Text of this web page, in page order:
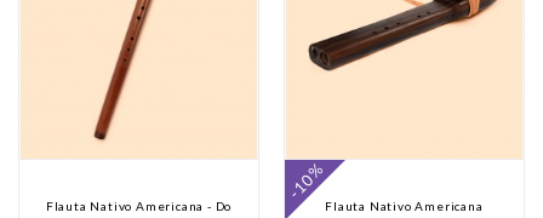
Flauta Nativo Americana - Do
Flauta Nativo Americana
-10%